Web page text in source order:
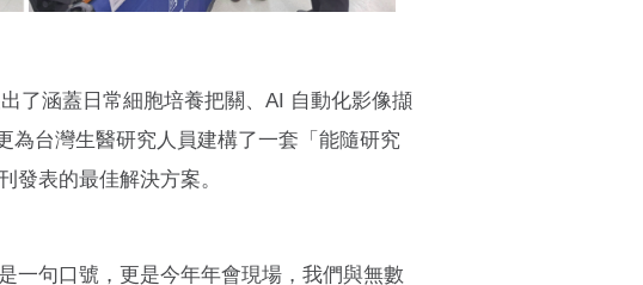
了涵蓋日常細胞培養把關、AI 自動化影像擷
為台灣生醫研究人員建構了一套「能隨研究
發表的最佳解決方案。
一句口號，更是今年年會現場，我們與無數